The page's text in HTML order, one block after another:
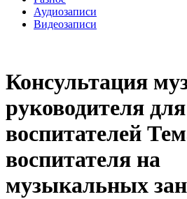
Аудиозаписи
Видеозаписи
Консультация
руководителя для
воспитателей
воспитателя на
музыкальных